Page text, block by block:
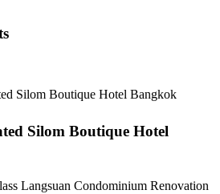
Silom Boutique Hotel
Langsuan Condominium Renovation